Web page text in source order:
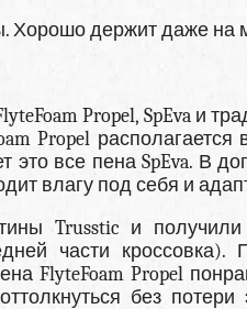
Хорошо держит даже на
Propel, SpEva и
Propel
все пена SpEva. В
влагу под себя и
Trusstic и
части кроссовка).
FlyteFoam Propel
без потери